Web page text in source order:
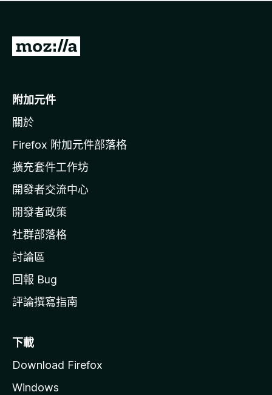
有
前
o
i
l
a
官
網
附加元件
關於
Firefox 附加元件部落格
擴充套件工作坊
開發者交流中心
開發者政策
社群部落格
討論區
回報 Bug
評論撰寫指南
下載
Download Firefox
Windows